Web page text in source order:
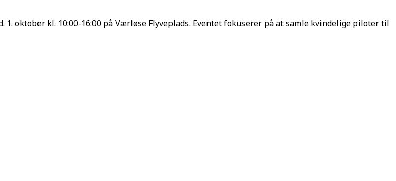
oktober kl. 10:00-16:00 på Værløse Flyveplads. Eventet fokuserer på at samle kvindelige piloter til